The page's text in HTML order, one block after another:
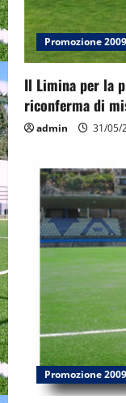
n
Promozione
Il Limina per la
riconferma di
admin 31/05/
Promozione